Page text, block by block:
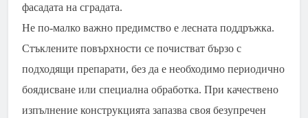
фасадата на сградата.
Не по-малко важно предимство е лесната поддръжка.
Стъклените повърхности се почистват бързо с
подходящи препарати, без да е необходимо периодично
боядисване или специална обработка. При качествено
изпълнение конструкцията запазва своя безупречен